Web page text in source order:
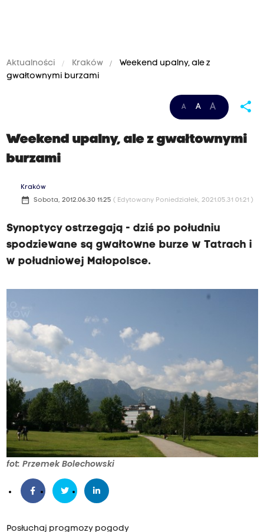
Aktualności Kraków
Weekend upalny, ale z
gwałtownymi burzami
A A A share
Weekend upalny, ale z gwałtownymi
burzami
Kraków
date_range Sobota, 2012.06.30 11:25 ( Edytowany Poniedziałek, 2021.05.31 01:21 )
Synoptycy ostrzegają - dziś po południu
spodziewane są gwałtowne burze w Tatrach i
w południowej Małopolsce.
fot: Przemek Bolechowski
Posłuchaj progmozy pogody